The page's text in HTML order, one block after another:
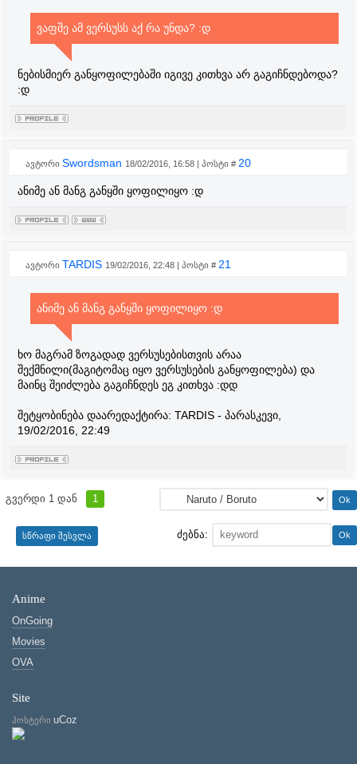
ვაფშე ამ ვერსუსს აქ რა უნდა? :დ
ნებისმიერ განყოფილებაში იგივე კითხვა არ გაგიჩნდებოდა?
:დ
ავტორი Swordsman 18/02/2016, 16:58 | პოსტი # 20
ანიმე ან მანგ განყში ყოფილიყო :დ
ავტორი TARDIS 19/02/2016, 22:48 | პოსტი # 21
ანიმე ან მანგ განყში ყოფილიყო :დ
ხო მაგრამ ზოგადად ვერსუსებისთვის არაა
შექმნილი(მაგიტომაც იყო ვერსუსების განყოფილება) და
მაინც შეიძლება გაგიჩნდეს ეგ კითხვა :დდ
შეტყობინება დაარედაქტირა: TARDIS - პარასკევი,
19/02/2016, 22:49
გვერდი 1 დან 1
ძებნა:
Anime
OnGoing
Movies
OVA
Site
ჰოსტერი uCoz